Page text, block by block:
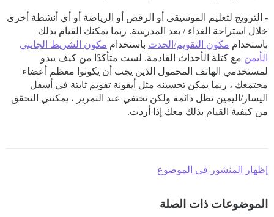
- الترويج لتعليم الموسيقى أو الرقص أو الرياضة أو أي أنشطة أخرى
خلال استراحة الغداء / بعد المدرسة. ربما يمكنك القيام بذلك
باستخدام مكون التقويم/الحدث باستخدام مكون الشريط الجانبي
الأيمن مع كتلة الأحداث القادمة. لست متأكدًا من كيف يبدو
لمستخدمي الهاتف المحمول الذين يجب أن يكونوا معظم أعضاء
مجتمعك ، ربما يمكن تحسينه مثل أيقونة تقويم ثابتة في أسفل
اليسار/اليمين تظل دائمة ولكن تختفي عند التمرير ، يمكنني التحقق
من كيفية القيام بذلك معك إذا أردت.
إظهار المنشور في الموضوع
الموضوعات ذات الصلة